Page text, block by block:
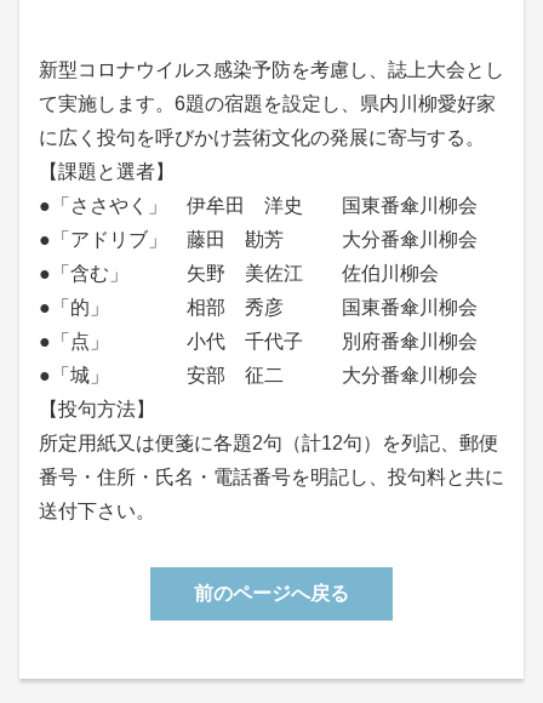
新型コロナウイルス感染予防を考慮し、誌上大会とし
て実施します。6題の宿題を設定し、県内川柳愛好家
に広く投句を呼びかけ芸術文化の発展に寄与する。
【課題と選者】
●「ささやく」 伊牟田 洋史 国東番傘川柳会
●「アドリブ」 藤田 勘芳 大分番傘川柳会
●「含む」 矢野 美佐江 佐伯川柳会
●「的」 相部 秀彦 国東番傘川柳会
●「点」 小代 千代子 別府番傘川柳会
●「城」 安部 征二 大分番傘川柳会
【投句方法】
所定用紙又は便箋に各題2句（計12句）を列記、郵便
番号・住所・氏名・電話番号を明記し、投句料と共に
送付下さい。
前のページへ戻る